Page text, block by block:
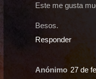
Este me gusta
Besos.
Responder
Anónimo 27 de